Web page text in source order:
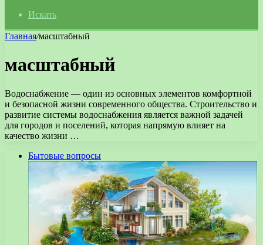
Искать
Главная/масштабный
масштабный
Водоснабжение — один из основных элементов комфортной
и безопасной жизни современного общества. Строительство и
развитие системы водоснабжения является важной задачей
для городов и поселений, которая напрямую влияет на
качество жизни …
Бытовые вопросы